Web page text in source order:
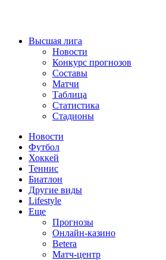
Высшая лига
Новости
Конкурс прогнозов
Составы
Матчи
Таблица
Статистика
Стадионы
Новости
Футбол
Хоккей
Теннис
Биатлон
Другие виды
Lifestyle
Еще
Прогнозы
Онлайн-казино
Betera
Матч-центр